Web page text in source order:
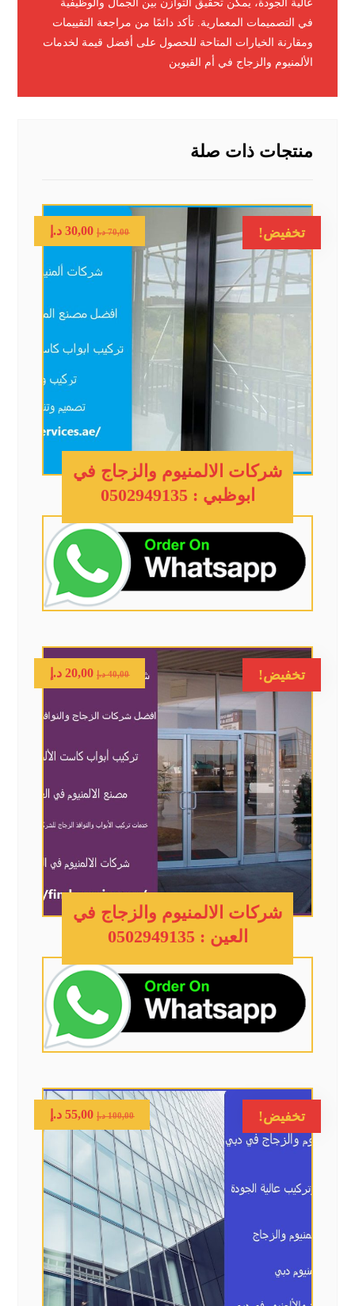
عالية الجودة، يمكن تحقيق التوازن بين الجمال والوظيفية
في التصميمات المعمارية. تأكد دائمًا من مراجعة التقييمات
ومقارنة الخيارات المتاحة للحصول على أفضل قيمة لخدمات
الألمنيوم والزجاج في أم القيوين
منتجات ذات صلة
تخفيض!
شركات الالمنيوم والزجاج في
ابوظبي : 0502949135
70,00 د.إ 30,00 د.إ
تخفيض!
شركات الالمنيوم والزجاج في
العين : 0502949135
40,00 د.إ 20,00 د.إ
تخفيض! 100,00 د.إ 55,00 د.إ